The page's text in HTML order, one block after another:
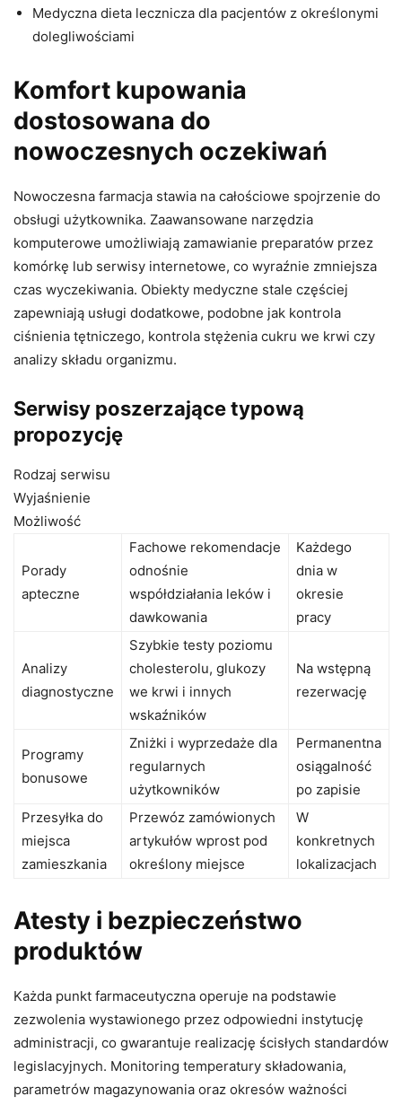
Medyczna dieta lecznicza dla pacjentów z określonymi
dolegliwościami
Komfort kupowania
dostosowana do
nowoczesnych oczekiwań
Nowoczesna farmacja stawia na całościowe spojrzenie do
obsługi użytkownika. Zaawansowane narzędzia
komputerowe umożliwiają zamawianie preparatów przez
komórkę lub serwisy internetowe, co wyraźnie zmniejsza
czas wyczekiwania. Obiekty medyczne stale częściej
zapewniają usługi dodatkowe, podobne jak kontrola
ciśnienia tętniczego, kontrola stężenia cukru we krwi czy
analizy składu organizmu.
Serwisy poszerzające typową
propozycję
Rodzaj serwisu
Wyjaśnienie
Możliwość
Porady
apteczne
Fachowe rekomendacje
odnośnie
współdziałania leków i
dawkowania
Każdego
dnia w
okresie
pracy
Analizy
diagnostyczne
Szybkie testy poziomu
cholesterolu, glukozy
we krwi i innych
wskaźników
Na wstępną
rezerwację
Programy
bonusowe
Zniżki i wyprzedaże dla
regularnych
użytkowników
Permanentna
osiągalność
po zapisie
Przesyłka do
miejsca
zamieszkania
Przewóz zamówionych
artykułów wprost pod
określony miejsce
W
konkretnych
lokalizacjach
Atesty i bezpieczeństwo
produktów
Każda punkt farmaceutyczna operuje na podstawie
zezwolenia wystawionego przez odpowiedni instytucję
administracji, co gwarantuje realizację ścisłych standardów
legislacyjnych. Monitoring temperatury składowania,
parametrów magazynowania oraz okresów ważności